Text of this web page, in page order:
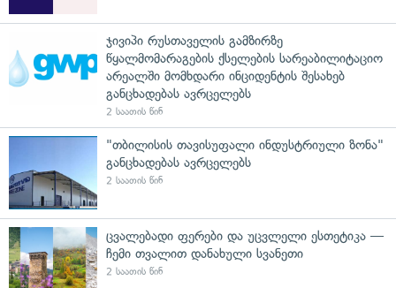
ჯივიპი რუსთაველის გამზირზე
წყალმომარაგების ქსელების სარეაბილიტაციო
არეალში მომხდარი ინციდენტის შესახებ
განცხადებას ავრცელებს
2 საათის წინ
"თბილისის თავისუფალი ინდუსტრიული ზონა"
განცხადებას ავრცელებს
2 საათის წინ
ცვალებადი ფერები და უცვლელი ესთეტიკა —
ჩემი თვალით დანახული სვანეთი
2 საათის წინ